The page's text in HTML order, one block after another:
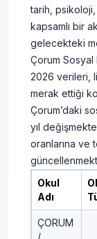
tarih,
kapsamlı bir
gelecekteki
Çorum Sosyal
2026 verileri,
merak ettiği
Çorum’daki
yıl
oranlarına ve
Okul
Adı
ÇORUM